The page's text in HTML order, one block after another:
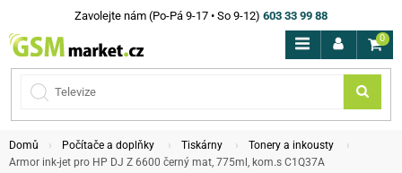
Zavolejte nám (Po-Pá 9-17 • So 9-12) 603 33 99 88
0
Domů Počítače a doplňky Tiskárny
Tonery a inkousty
Armor ink-jet pro HP DJ Z 6600 černý mat, 775ml, kom.s C1Q37A